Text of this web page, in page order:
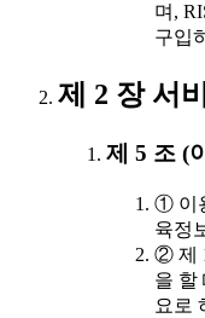
며,
구입
제 2 장 서
제 5 조 (
① 이
육정
② 제
을 할
요로